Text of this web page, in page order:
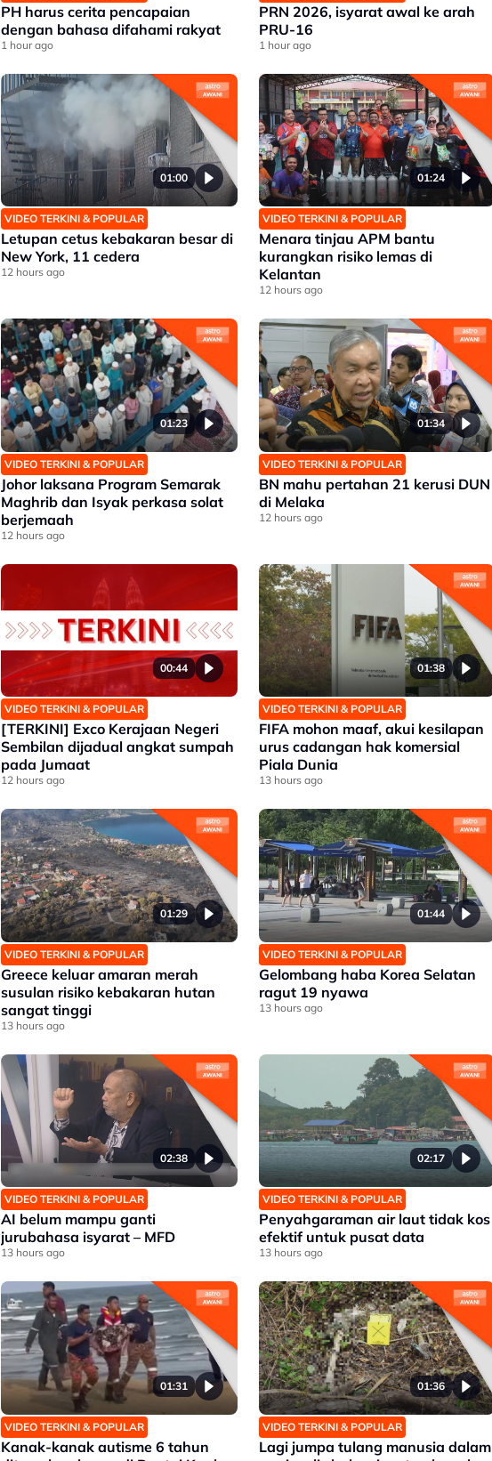
PH harus cerita pencapaian
dengan bahasa difahami rakyat
1 hour ago
PRN 2026, isyarat awal ke arah
PRU-16
1 hour ago
01:00
VIDEO TERKINI & POPULAR
Letupan cetus kebakaran besar di
New York, 11 cedera
12 hours ago
01:24
VIDEO TERKINI & POPULAR
Menara tinjau APM bantu
kurangkan risiko lemas di
Kelantan
12 hours ago
01:23
VIDEO TERKINI & POPULAR
Johor laksana Program Semarak
Maghrib dan Isyak perkasa solat
berjemaah
12 hours ago
01:34
VIDEO TERKINI & POPULAR
BN mahu pertahan 21 kerusi DUN
di Melaka
12 hours ago
00:44
VIDEO TERKINI & POPULAR
[TERKINI] Exco Kerajaan Negeri
Sembilan dijadual angkat sumpah
pada Jumaat
12 hours ago
01:38
VIDEO TERKINI & POPULAR
FIFA mohon maaf, akui kesilapan
urus cadangan hak komersial
Piala Dunia
13 hours ago
01:29
VIDEO TERKINI & POPULAR
Greece keluar amaran merah
susulan risiko kebakaran hutan
sangat tinggi
13 hours ago
01:44
VIDEO TERKINI & POPULAR
Gelombang haba Korea Selatan
ragut 19 nyawa
13 hours ago
02:38
VIDEO TERKINI & POPULAR
AI belum mampu ganti
jurubahasa isyarat – MFD
13 hours ago
02:17
VIDEO TERKINI & POPULAR
Penyahgaraman air laut tidak kos
efektif untuk pusat data
13 hours ago
01:31
VIDEO TERKINI & POPULAR
Kanak-kanak autisme 6 tahun
01:36
VIDEO TERKINI & POPULAR
Lagi jumpa tulang manusia dalam